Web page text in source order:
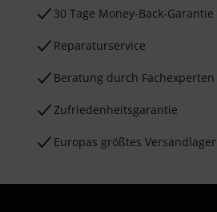
30 Tage Money-Back-Garantie
Reparaturservice
Beratung durch Fachexperten
Zufriedenheitsgarantie
Europas größtes Versandlager